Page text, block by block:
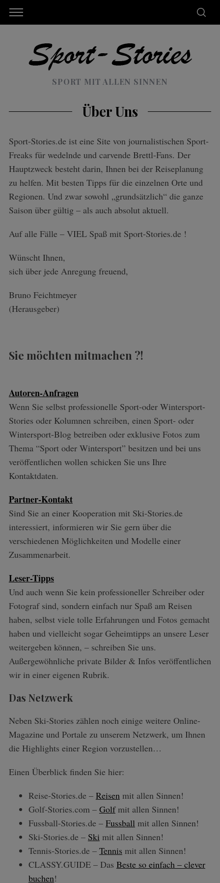
SPORT MIT ALLEN SINNEN
Über Uns
Sport-Stories.de ist eine Site von journalistischen Sport-
Freaks für wedelnde und carvende Brettl-Fans. Der
Hauptzweck besteht darin, Ihnen bei der Reiseplanung
zu helfen. Mit besten Tipps für die einzelnen Orte und
Regionen. Und zwar sowohl „grundsätzlich“ die ganze
Saison über gültig – als auch absolut aktuell.
Auf alle Fälle – VIEL Spaß mit Sport-Stories.de !
Wünscht Ihnen,
sich über jede Anregung freuend,
Bruno Feichtmeyer
(Herausgeber)
Sie möchten mitmachen ?!
Autoren-Anfragen
Wenn Sie selbst professionelle Sport-oder Wintersport-
Stories oder Kolumnen schreiben, einen Sport- oder
Wintersport-Blog betreiben oder exklusive Fotos zum
Thema “Sport oder Wintersport” besitzen und bei uns
veröffentlichen wollen schicken Sie uns Ihre
Kontaktdaten.
Partner-Kontakt
Sind Sie an einer Kooperation mit Ski-Stories.de
interessiert, informieren wir Sie gern über die
verschiedenen Möglichkeiten und Modelle einer
Zusammenarbeit.
Leser-Tipps
Und auch wenn Sie kein professioneller Schreiber oder
Fotograf sind, sondern einfach nur Spaß am Reisen
haben, selbst viele tolle Erfahrungen und Fotos gemacht
haben und vielleicht sogar Geheimtipps an unsere Leser
weitergeben können, – schreiben Sie uns.
Außergewöhnliche private Bilder & Infos veröffentlichen
wir in einer eigenen Rubrik.
Das Netzwerk
Neben Ski-Stories zählen noch einige weitere Online-
Magazine und Portale zu unserem Netzwerk, um Ihnen
die Highlights einer Region vorzustellen…
Einen Überblick finden Sie hier:
Reise-Stories.de – Reisenmit allen Sinnen!
Golf-Stories.com – Golfmit allen Sinnen!
Fussball-Stories.de – Fussball mit allen Sinnen!
Ski-Stories.de – Ski mit allen Sinnen!
Tennis-Stories.de – Tennis mit allen Sinnen!
CLASSY.GUIDE – Das Beste so einfach – clever
buchen!
S